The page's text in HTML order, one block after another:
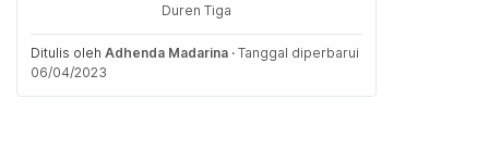
Duren Tiga
Ditulis oleh Adhenda Madarina · Tanggal diperbarui
06/04/2023